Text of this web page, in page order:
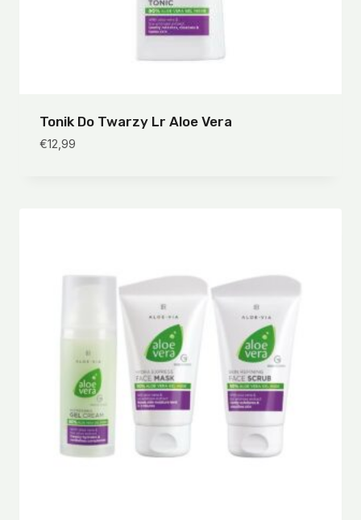
Tonik Do Twarzy Lr Aloe Vera
€12,99